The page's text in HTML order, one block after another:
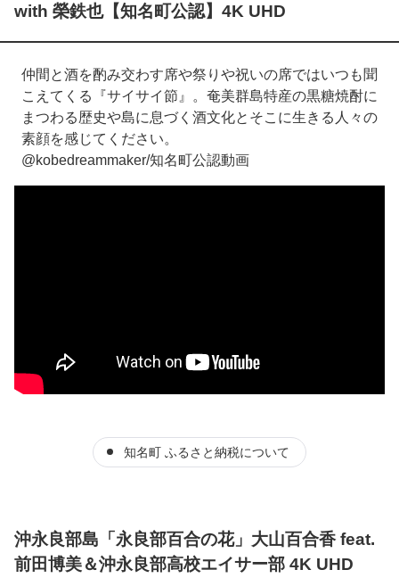
with 榮鉄也【知名町公認】4K UHD
仲間と酒を酌み交わす席や祭りや祝いの席ではいつも聞
こえてくる『サイサイ節』。奄美群島特産の黒糖焼酎に
まつわる歴史や島に息づく酒文化とそこに生きる人々の
素顔を感じてください。
@kobedreammaker/知名町公認動画
知名町 ふるさと納税について
沖永良部島「永良部百合の花」大山百合香 feat.
前田博美＆沖永良部高校エイサー部 4K UHD